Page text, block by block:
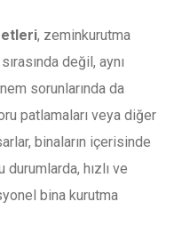
, zeminkurutma
değil, aynı
sorunlarında da
patlamaları veya diğer
binaların içerisinde
hızlı ve
bina kurutma